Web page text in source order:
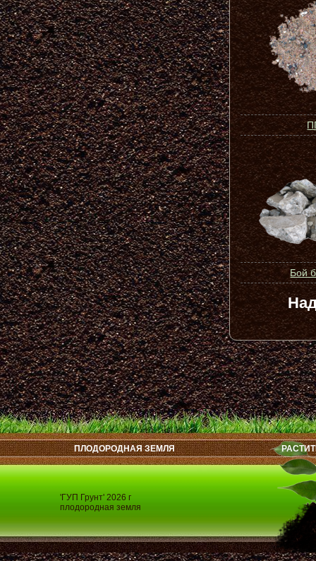
Бой
'ГУП Грунт' 2026 г
плодородная земля
ПЛОДОРОДНАЯ ЗЕМЛЯ